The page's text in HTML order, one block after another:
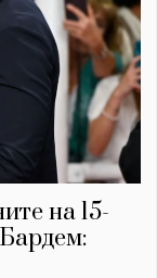
на 15-